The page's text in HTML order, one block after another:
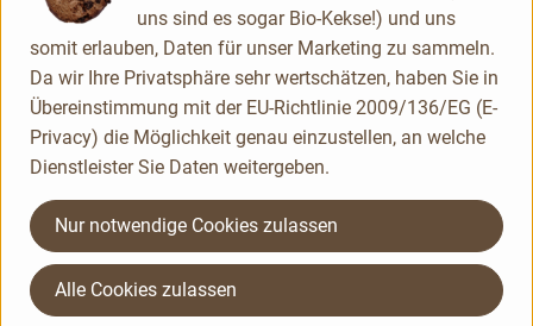
, Preis:
4,99 € / Stück
Dinkelmehl Type 630 1kg
Divers, Referenzpreis:
4,99 €/ 1kg
Produkt zum Warenkorb hinzufügen
, Preis:
5,49 €/ Stück
Mein Gelierzucker 3:1 500g
Divers, Referenzpreis:
10,98 €/ 1kg
, Verband:
, Kontrollstelle:
, Verband:
, Kontrollstelle:
DE-ÖKO-001
uns sind es sogar Bio-Kekse!) und uns
somit erlauben, Daten für unser Marketing zu sammeln.
Da wir Ihre Privatsphäre sehr wertschätzen, haben Sie in
Übereinstimmung mit der EU-Richtlinie 2009/136/EG (E-
Privacy) die Möglichkeit genau einzustellen, an welche
Dienstleister Sie Daten weitergeben.
Nur notwendige Cookies zulassen
Alle Cookies zulassen